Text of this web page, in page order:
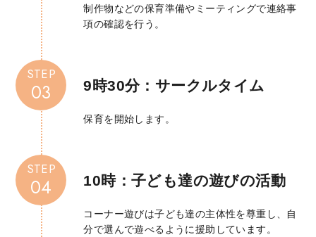
制作物などの保育準備やミーティングで連絡事
項の確認を行う。
STEP
03 9時30分： サークルタイム
保育を開始します。
STEP
04 10時：子ども達の遊びの活動
コーナー遊びは子ども達の主体性を尊重し、自
分で選んで遊べるように援助しています。